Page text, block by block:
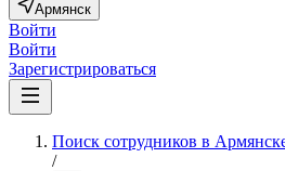
Армянск
Войти
Войти
Зарегистрироваться
Поиск сотрудников в
/